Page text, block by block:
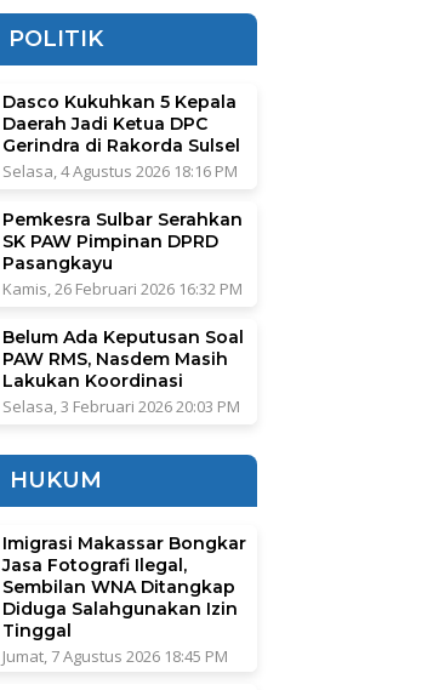
POLITIK
Dasco Kukuhkan 5 Kepala
Daerah Jadi Ketua DPC
Gerindra di Rakorda Sulsel
Selasa, 4 Agustus 2026 18:16 PM
Pemkesra Sulbar Serahkan
SK PAW Pimpinan DPRD
Pasangkayu
Kamis, 26 Februari 2026 16:32 PM
Belum Ada Keputusan Soal
PAW RMS, Nasdem Masih
Lakukan Koordinasi
Selasa, 3 Februari 2026 20:03 PM
HUKUM
Imigrasi Makassar Bongkar
Jasa Fotografi Ilegal,
Sembilan WNA Ditangkap
Diduga Salahgunakan Izin
Tinggal
Jumat, 7 Agustus 2026 18:45 PM